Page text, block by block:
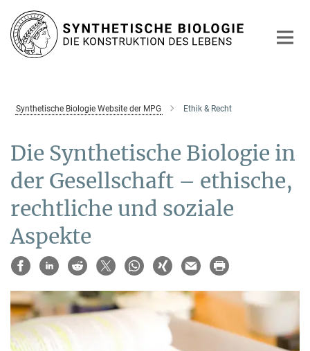
Hauptinhalt
Synthetische Biologie Website der MPG Ethik & Recht
Die Synthetische Biologie in
der Gesellschaft – ethische,
rechtliche und soziale
Aspekte